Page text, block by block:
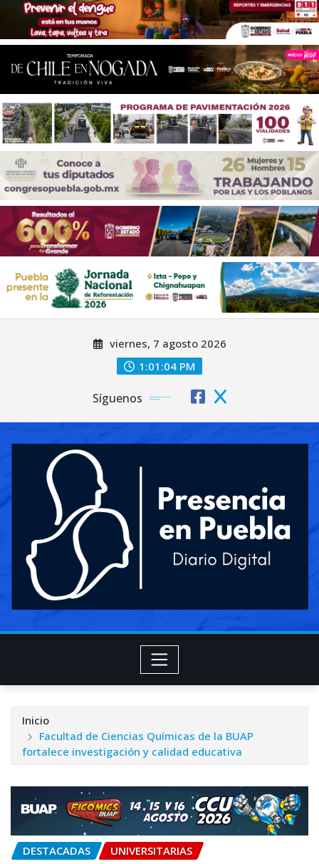
viernes, 7 agosto 2026
1:01:06 PM
Síguenos
Inicio
Facultad de Ciencias Químicas de la BUAP
fortalece investigación y calidad educativa
DESTACADAS UNIVERSITARIAS